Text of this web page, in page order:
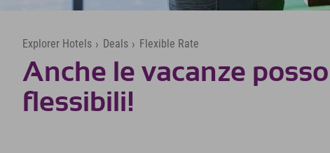
Explorer Hotels › Deals › Flexible Rate
Anche le vacanze
flessibili!